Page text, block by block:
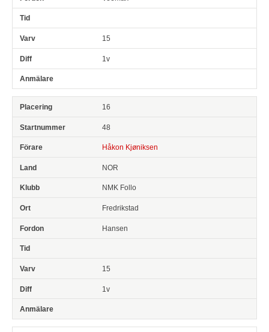
15
1v
16
48
Håkon Kjøniksen
NOR
NMK Follo
Fredrikstad
Hansen
15
1v